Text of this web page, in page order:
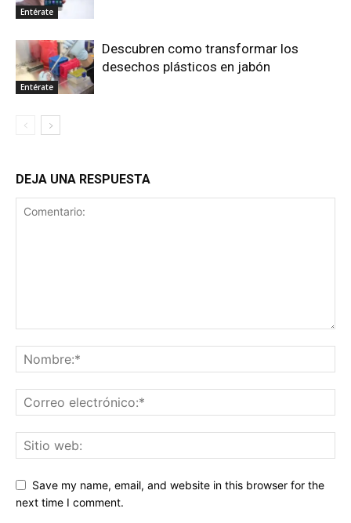
Entérate
Entérate
Descubren como transformar los
desechos plásticos en jabón
DEJA UNA RESPUESTA
Save my name, email, and website in this browser for the
next time I comment.